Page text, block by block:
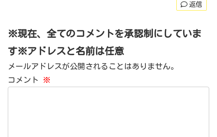
返信
※現在、全てのコメントを承認制にしていま
す※アドレスと名前は任意
メールアドレスが公開されることはありません。
コメント
※